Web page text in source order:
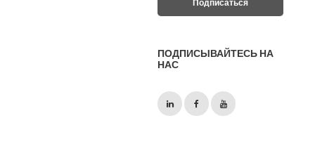
ПОДПИСЫВАЙТЕСЬ НА
НАС